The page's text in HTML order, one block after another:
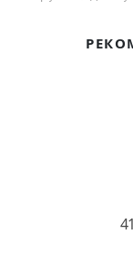
Контакт
Ковш